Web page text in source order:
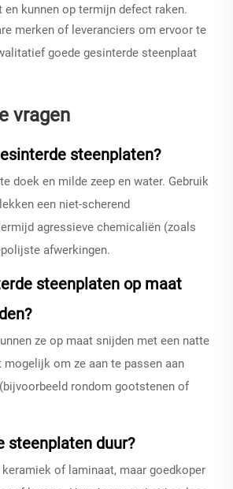
kunnen op termijn defect raken.
merken of leveranciers om ervoor te
goede gesinterde steenplaat
vragen
steenplaten?
doek en milde zeep en water. Gebruik
een niet-scherend
agressieve chemicaliën (zoals
afwerkingen.
steenplaten op maat
ze op maat snijden met een natte
mogelijk om ze aan te passen aan
rondom gootstenen of
steenplaten duur?
keramiek of laminaat, maar goedkoper